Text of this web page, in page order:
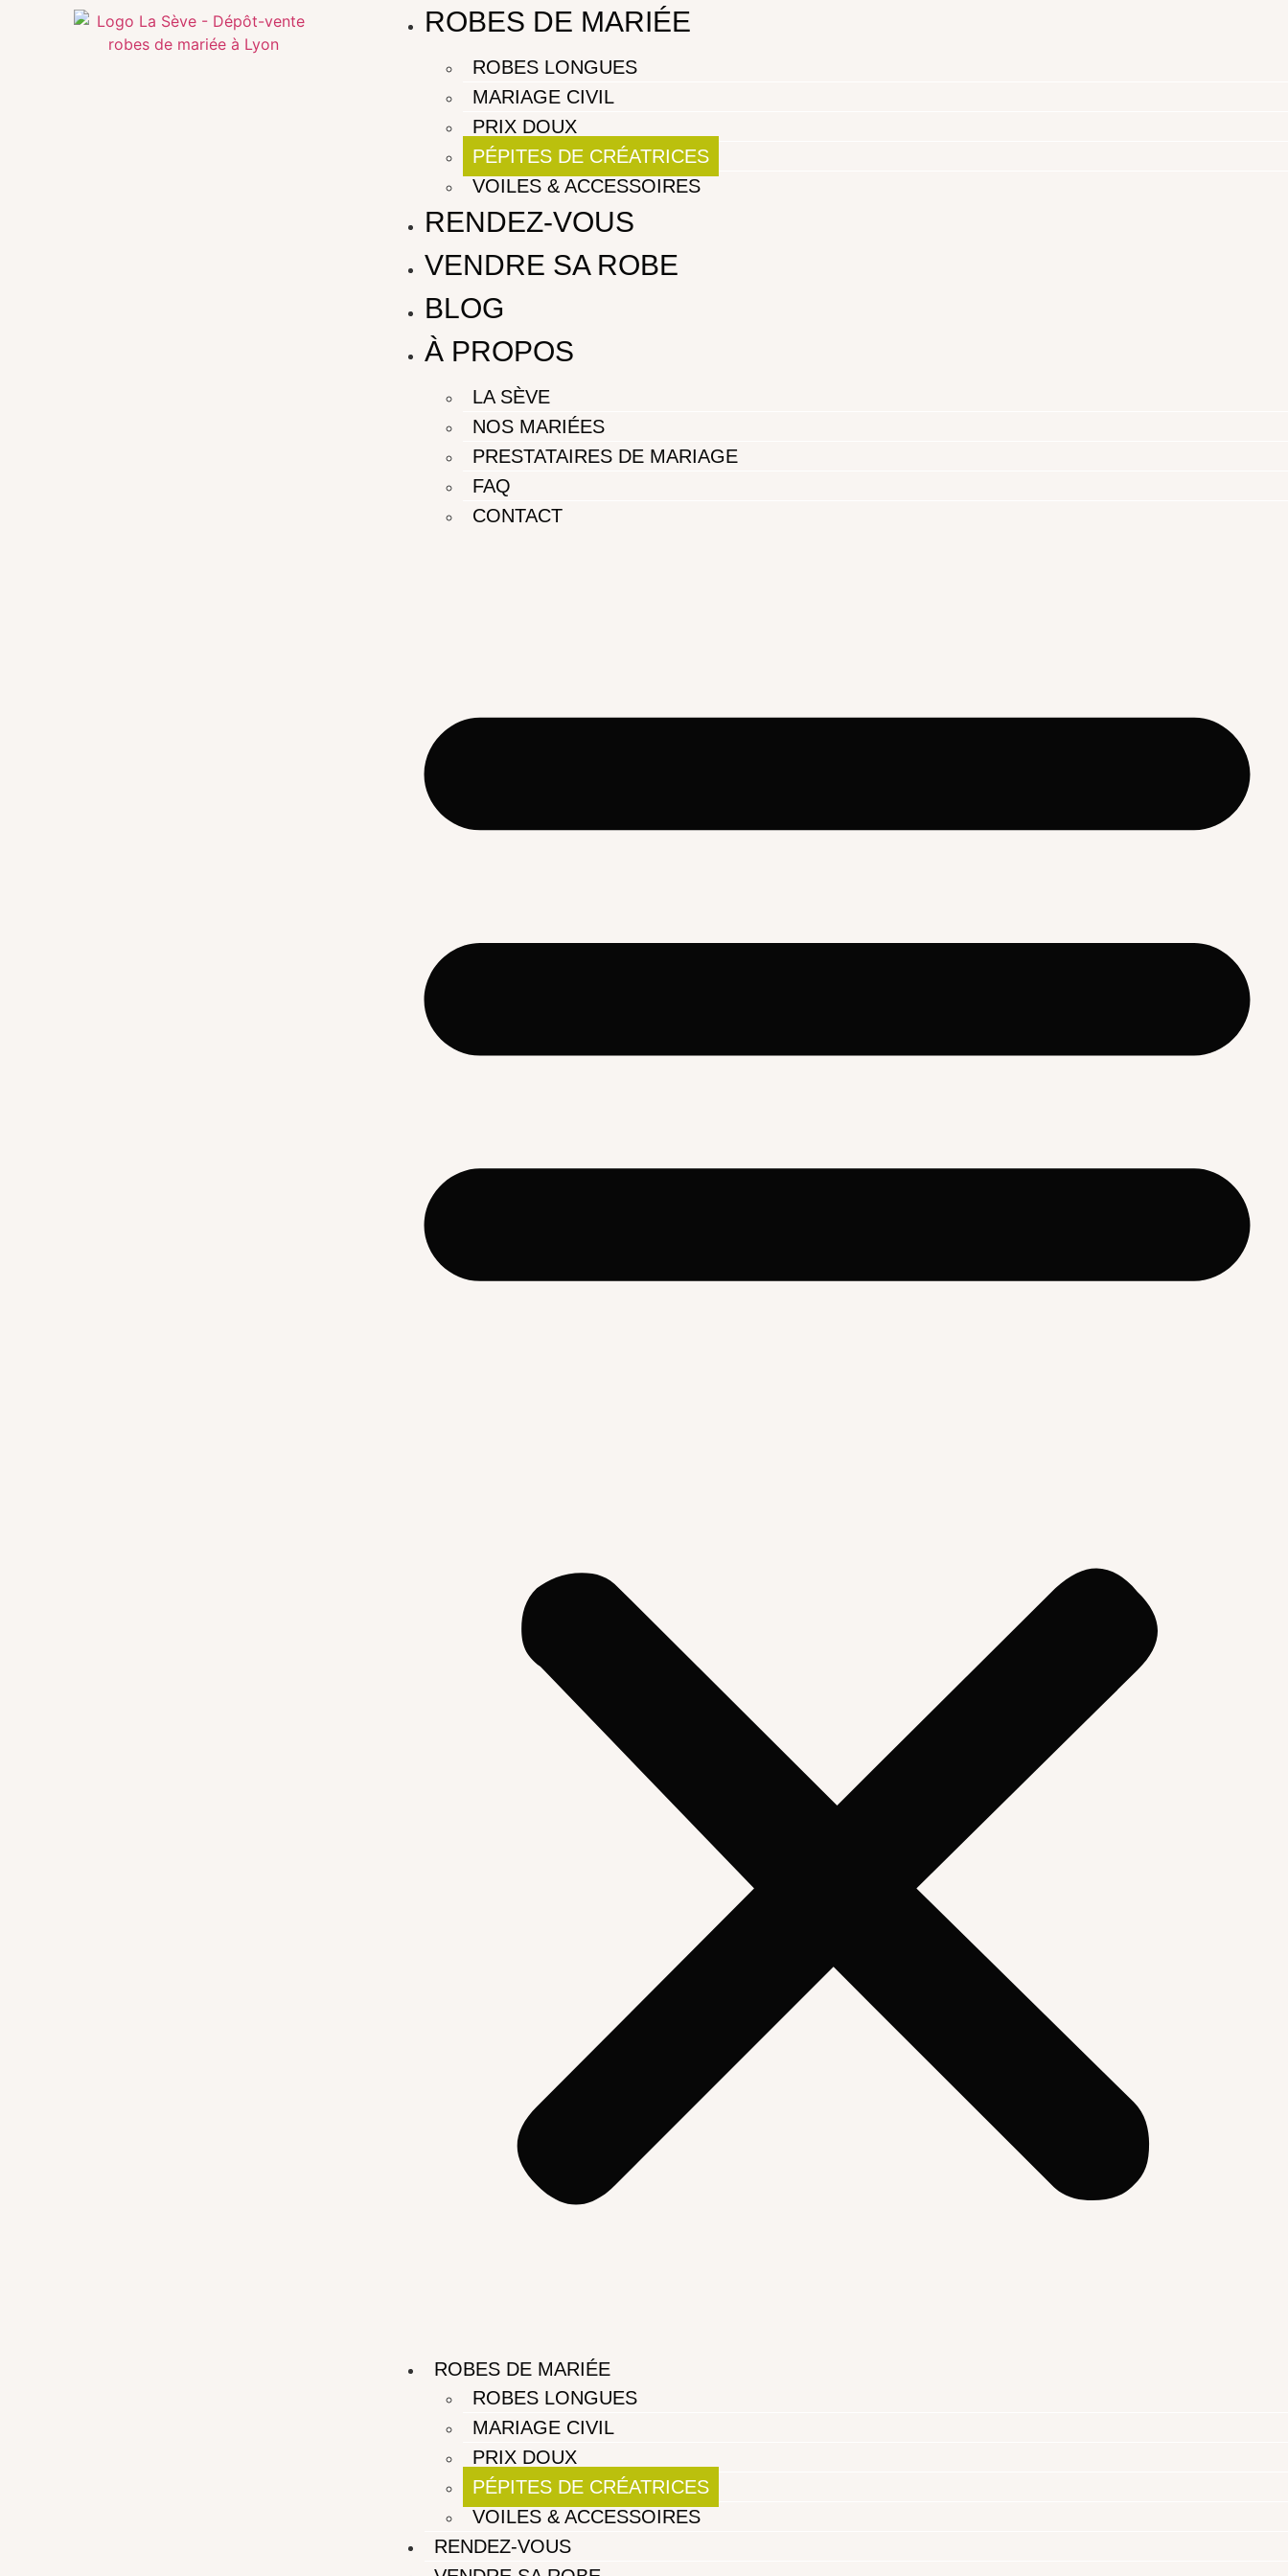
ROBES DE MARIÉE
ROBES LONGUES
MARIAGE CIVIL
PRIX DOUX
PÉPITES DE CRÉATRICES
VOILES & ACCESSOIRES
RENDEZ-VOUS
VENDRE SA ROBE
BLOG
À PROPOS
LA SÈVE
NOS MARIÉES
PRESTATAIRES DE MARIAGE
FAQ
CONTACT
ROBES DE MARIÉE
ROBES LONGUES
MARIAGE CIVIL
PRIX DOUX
PÉPITES DE CRÉATRICES
VOILES & ACCESSOIRES
RENDEZ-VOUS